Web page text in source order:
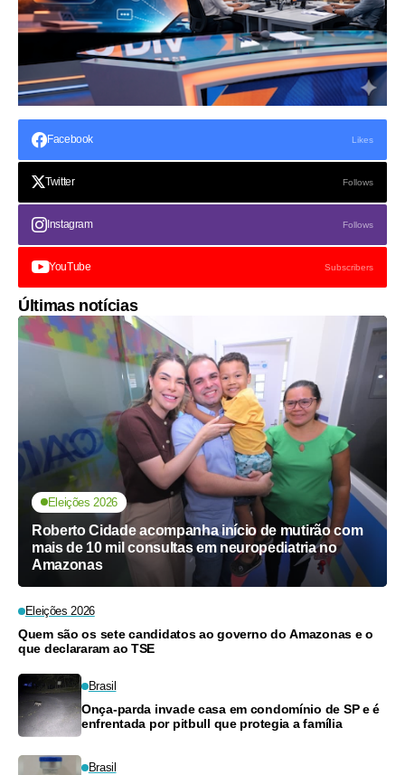
Facebook Likes
Twitter Follows
Instagram Follows
YouTube Subscribers
Últimas notícias
Eleições 2026
Roberto Cidade acompanha início de mutirão com
mais de 10 mil consultas em neuropediatria no
Amazonas
Eleições 2026
Quem são os sete candidatos ao governo do Amazonas e o
que declararam ao TSE
Brasil
Onça-parda invade casa em condomínio de SP e é
enfrentada por pitbull que protegia a família
Brasil